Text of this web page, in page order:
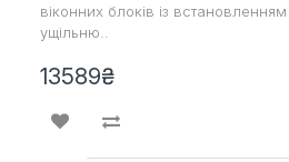
віконних блоків із
ущільню..
13589₴